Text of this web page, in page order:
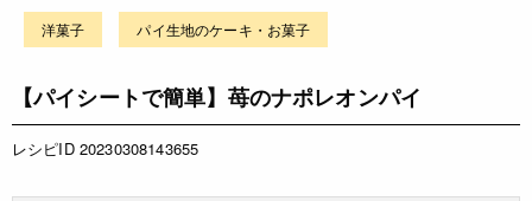
洋菓子 パイ生地のケーキ・お菓子
【パイシートで簡単】苺のナポレオンパイ
レシピID 20230308143655